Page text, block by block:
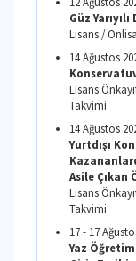
Lisans
10
Kaydı
Lisans
Takvimi
10
İTÜ
Lisans
Geçiş,